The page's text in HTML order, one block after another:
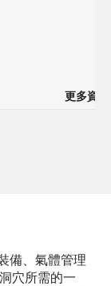
更多資
備、氣體管理
穴所需的一